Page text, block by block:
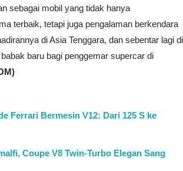
sebagai mobil yang tidak hanya
terbaik, tetapi juga pengalaman berkendara
di Asia Tenggara, dan sebentar lagi di
baru bagi penggemar supercar di
Ferrari Bermesin V12: Dari 125 S ke
Coupe V8 Twin-Turbo Elegan Sang